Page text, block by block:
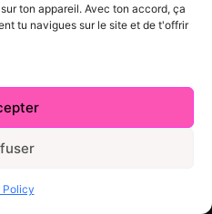
ton appareil. Avec ton accord, ça
tu navigues sur le site et de t'offrir
Policy
de Luz
deThe Dark